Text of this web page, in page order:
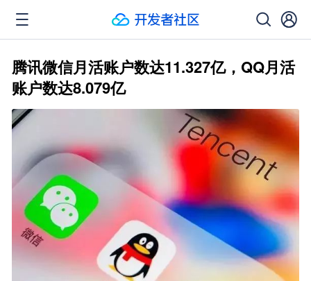
腾讯微信月活账户数达11.327亿，QQ月活
账户数达8.079亿